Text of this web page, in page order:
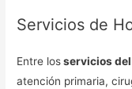
Servicios de
Entre losservicios
atención primaria,